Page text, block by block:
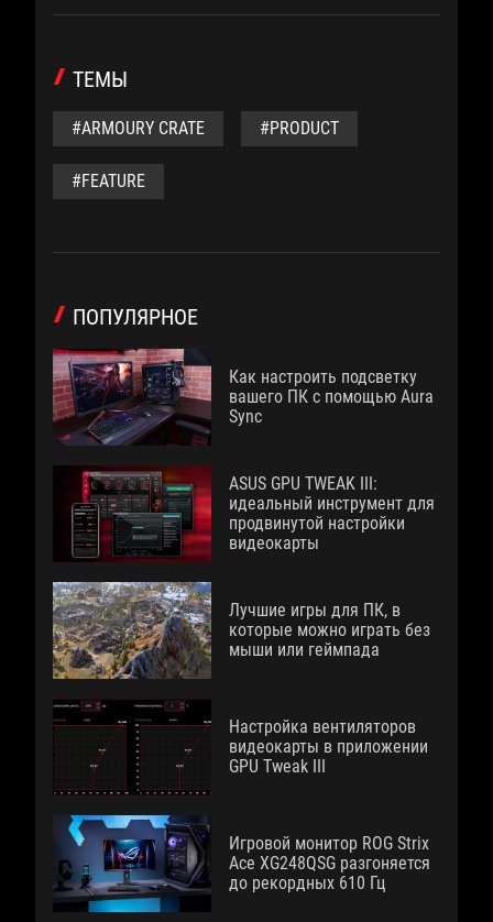
ТЕМЫ
#ARMOURY CRATE #PRODUCT
#FEATURE
ПОПУЛЯРНОЕ
Как настроить подсветку
вашего ПК с помощью Aura
Sync
ASUS GPU TWEAK III:
идеальный инструмент для
продвинутой настройки
видеокарты
Лучшие игры для ПК, в
которые можно играть без
мыши или геймпада
Настройка вентиляторов
видеокарты в приложении
GPU Tweak III
Игровой монитор ROG Strix
Ace XG248QSG разгоняется
до рекордных 610 Гц